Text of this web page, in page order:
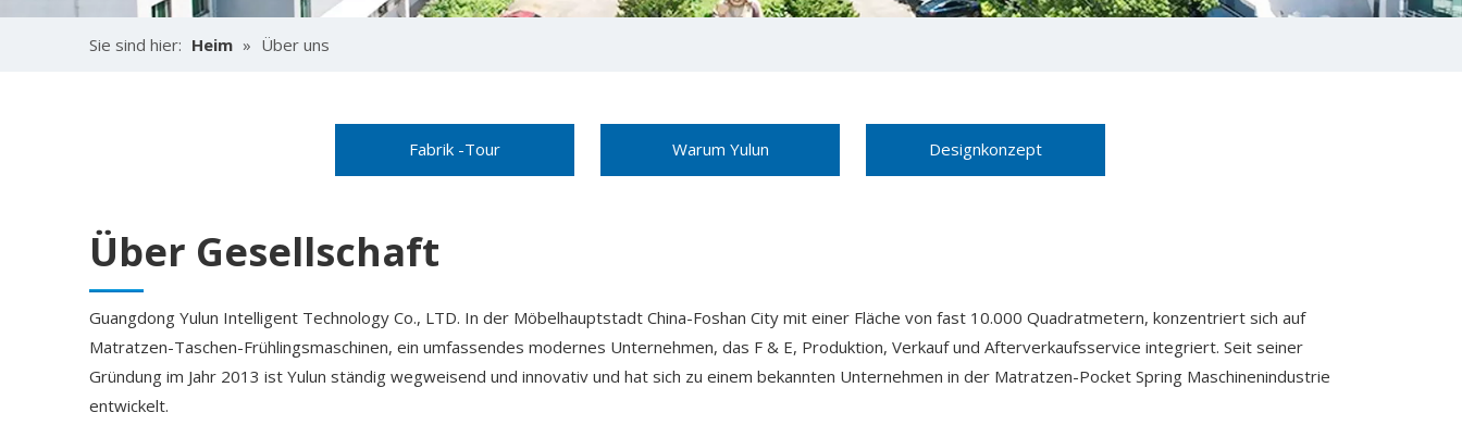
Sie sind hier: Heim » Über uns
Fabrik -Tour Warum Yulun Designkonzept
Über Gesellschaft
Guangdong Yulun Intelligent Technology Co., LTD. In der Möbelhauptstadt China-Foshan City mit einer Fläche von fast 10.000 Quadratmetern, konzentriert sich auf
Matratzen-Taschen-Frühlingsmaschinen, ein umfassendes modernes Unternehmen, das F & E, Produktion, Verkauf und Afterverkaufsservice integriert. Seit seiner
Gründung im Jahr 2013 ist Yulun ständig wegweisend und innovativ und hat sich zu einem bekannten Unternehmen in der Matratzen-Pocket Spring Maschinenindustrie
entwickelt.